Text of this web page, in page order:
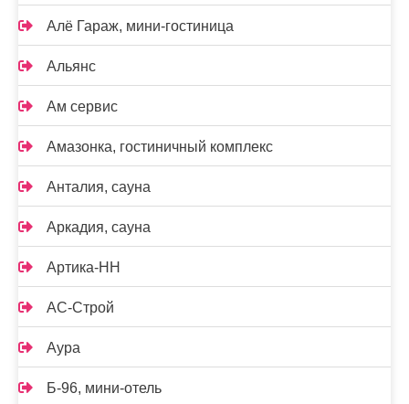
Алё Гараж, мини-гостиница
Альянс
Ам сервис
Амазонка, гостиничный комплекс
Анталия, сауна
Аркадия, сауна
Артика-НН
АС-Строй
Аура
Б-96, мини-отель